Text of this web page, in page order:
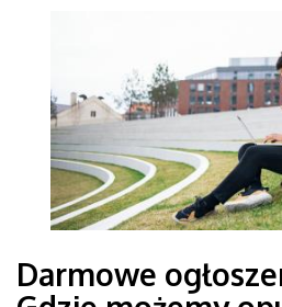
Darmowe